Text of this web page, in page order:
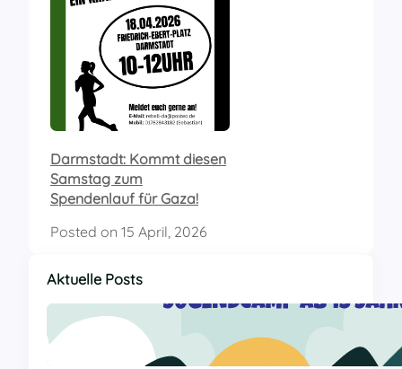
Darmstadt: Kommt diesen
Samstag zum
Spendenlauf für Gaza!
Posted on 15 April, 2026
Aktuelle Posts